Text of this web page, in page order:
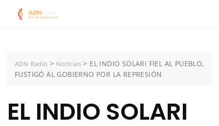
ADN Radio > Noticias > EL INDIO SOLARI FIEL AL PUEBLO,
FUSTIGÓ AL GOBIERNO POR LA REPRESIÓN
EL INDIO SOLARI